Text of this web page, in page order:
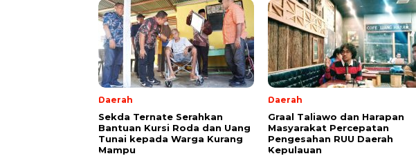
Daerah
Sekda Ternate Serahkan
Bantuan Kursi Roda dan Uang
Tunai kepada Warga Kurang
Mampu
Daerah
Graal Taliawo dan Harapan
Masyarakat Percepatan
Pengesahan RUU Daerah
Kepulauan